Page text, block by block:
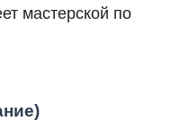
мастерской по